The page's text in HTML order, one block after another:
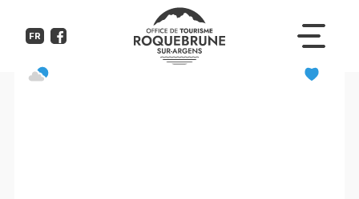
FR
Appartement Lavande